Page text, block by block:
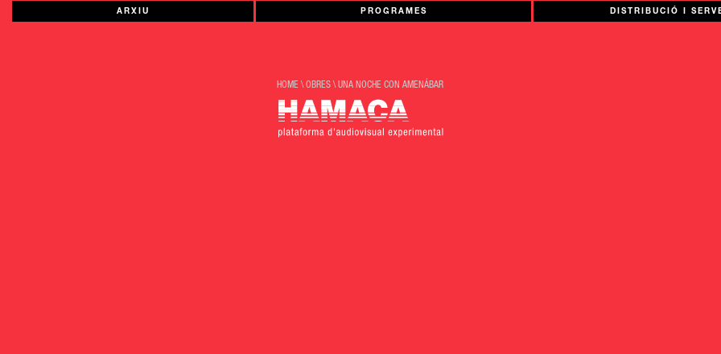
ARXIU PROGRAMES DISTRIBUCIÓ I
HOME\OBRES\UNA NOCHE CON AMENÁBAR